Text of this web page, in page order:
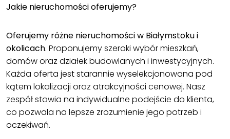
Jakie nieruchomości oferujemy?
Oferujemy różne nieruchomości w Białymstoku i
okolicach. Proponujemy szeroki wybór mieszkań,
domów oraz działek budowlanych i inwestycyjnych.
Każda oferta jest starannie wyselekcjonowana pod
kątem lokalizacji oraz atrakcyjności cenowej. Nasz
zespół stawia na indywidualne podejście do klienta,
co pozwala na lepsze zrozumienie jego potrzeb i
oczekiwań.